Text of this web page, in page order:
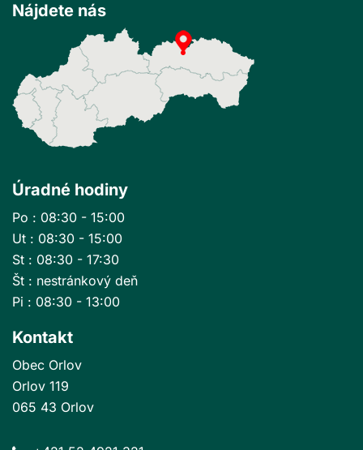
Nájdete nás
Úradné hodiny
Po : 08:30 - 15:00
Ut : 08:30 - 15:00
St : 08:30 - 17:30
Št : nestránkový deň
Pi : 08:30 - 13:00
Kontakt
Obec Orlov
Orlov 119
065 43 Orlov